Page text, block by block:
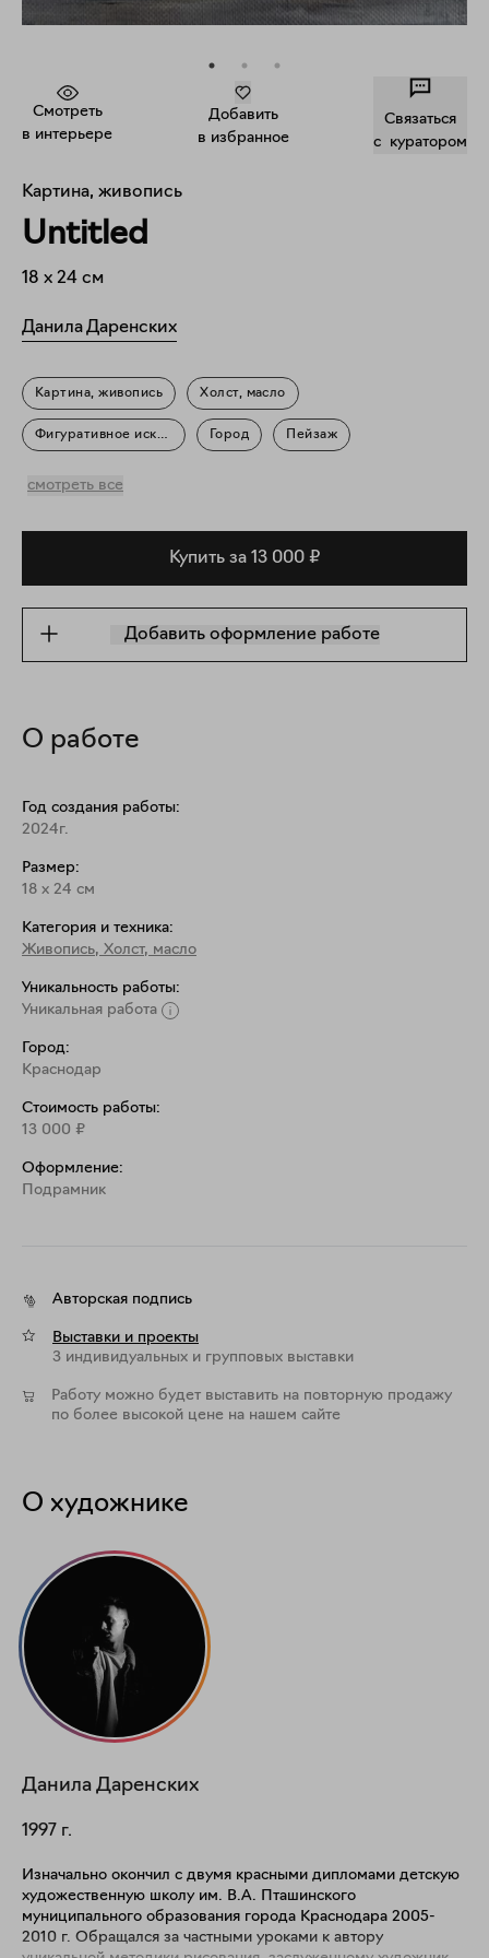
Смотреть
в интерьере
Добавить
в избранное
Связаться
c куратором
Картина, живопись
Untitled
18 x 24 см
Данила Даренских
Картина, живопись Холст, масло
Фигуративное искусство Город Пейзаж
смотреть все
Купить за 13 000 ₽
Добавить оформление работе
О работе
Год создания работы:
2024г.
Размер:
18 x 24 см
Категория и техника:
Живопись, Холст, масло
Уникальность работы:
Уникальная работа
Город:
Краснодар
Стоимость работы:
13 000 ₽
Оформление:
Подрамник
Авторская подпись
Выставки и проекты
3 индивидуальных и групповых выставки
Работу можно будет выставить на повторную продажу
по более высокой цене на нашем сайте
О художнике
Данила Даренских
1997 г.
Изначально окончил с двумя красными дипломами детскую
художественную школу им. В.А. Пташинского
муниципального образования города Краснодара 2005-
2010 г. Обращался за частными уроками к автору